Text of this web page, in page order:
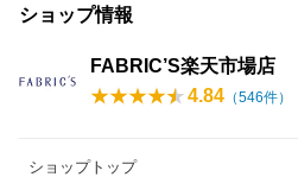
ショップ情報
FABRIC’S楽天市場店
4.84 （546件）
ショップトップ